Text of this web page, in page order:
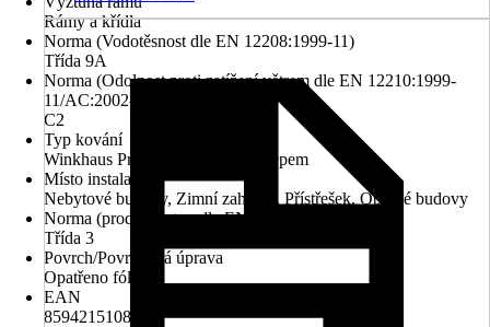
Rámy a křídla
Norma (Vodotěsnost dle EN 12208:1999-11)
Třída 9A
Norma (Odolnost proti zatížení větrem dle EN 12210:1999-
11/AC:2002-08)
C2
Typ kování
Winkhaus Pro Pilot s hřibovým čepem
Místo instalace
Nebytové budovy, Zimní zahrada, Přístřešek, Obytné budovy
Norma (prodyšnost podle EN 12207:1999-11)
Třída 3
Povrch/Povrchová úprava
Opatřeno fólií
EAN
8594215108771